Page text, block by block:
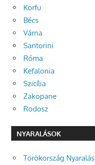
Korfu
Bécs
Várna
Santorini
Róma
Kefalonia
Szicília
Zakopane
Rodosz
NYARALÁSOK
Törökország Nyaralás